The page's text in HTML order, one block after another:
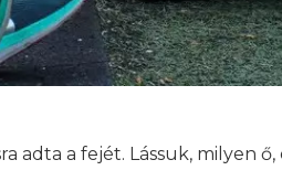
a fejét. Lássuk, milyen ő,